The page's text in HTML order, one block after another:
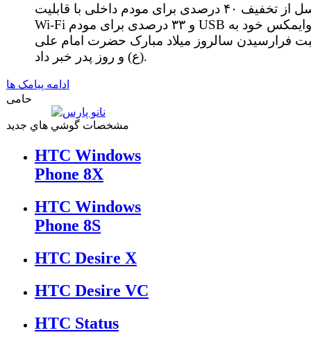
ایرانسل از تخفیف ۴۰ درصدی برای مودم داخلی با قابلیت
Wi-Fi و ۳۳ درصدی برای مودم USB وایمکس خود به
فرارسیدن سالروز میلاد مبارک حضرت امام علی
(ع) و روز پدر خبر داد.
ادامه پیامک ها
حامی
مشخصات گوشي هاي جديد
HTC Windows
Phone 8X
HTC Windows
Phone 8S
HTC Desire X
HTC Desire VC
HTC Status